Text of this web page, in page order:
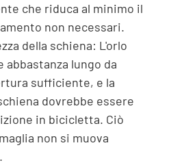
che riduca al minimo il
non necessari.
della schiena: L'orlo
abbastanza lungo da
sufficiente, e la
dovrebbe essere
in bicicletta. Ciò
non si muova